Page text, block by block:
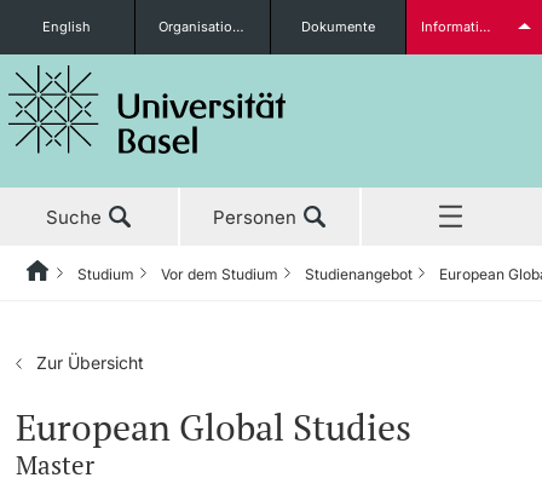
Studieninteressierte
English Organisationseinheiten Dokumente Informationen für...
Suche Personen
Aktuell
Studium
Studium
Vor dem Studium
Studienangebot
Forschung
HomeZurückStudium Vor dem Studium Studienangebot European
Zur Übersicht
European Global Studies
Master